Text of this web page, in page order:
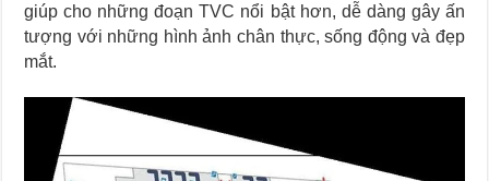
giúp cho những đoạn TVC nổi bật hơn, dễ dàng gây ấn
tượng với những hình ảnh chân thực, sống động và đẹp
mắt.